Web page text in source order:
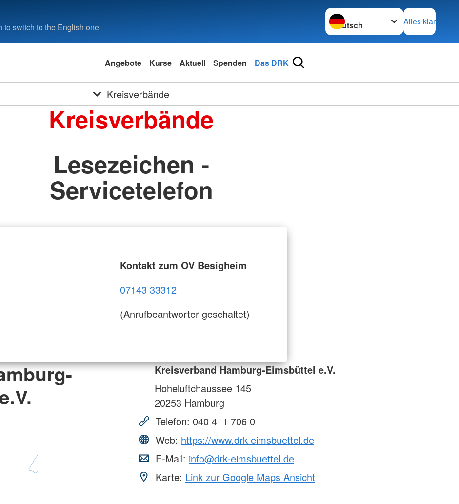
to switch to the English one
Sprache wechseln zu
Alles klar
Angebote Kurse Aktuell Spenden Das DRK
Kreisverbände
Kreisverbände
Lesezeichen -
Servicetelefon
Kontakt zum OV Besigheim
07143 33312
(Anrufbeantworter geschaltet)
Kreisverband Hamburg-Eimsbüttel e.V.
Hoheluftchaussee 145
20253 Hamburg
Telefon: 040 411 706 0
Web: https://www.drk-eimsbuettel.de
E-Mail: info@drk-eimsbuettel.de
Karte: Link zur Google Maps Ansicht